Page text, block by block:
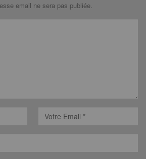
email ne sera pas publiée.